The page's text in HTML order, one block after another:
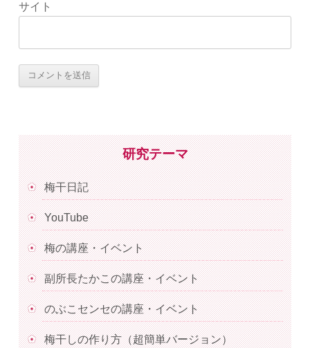
サイト
研究テーマ
梅干日記
YouTube
梅の講座・イベント
副所長たかこの講座・イベント
のぶこセンセの講座・イベント
梅干しの作り方（超簡単バージョン）